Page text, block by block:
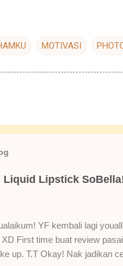
MOTIVASI
Liquid Lipstick
YF kembali lagi
First time buat review
up. T.T Okay! Nak jadikan